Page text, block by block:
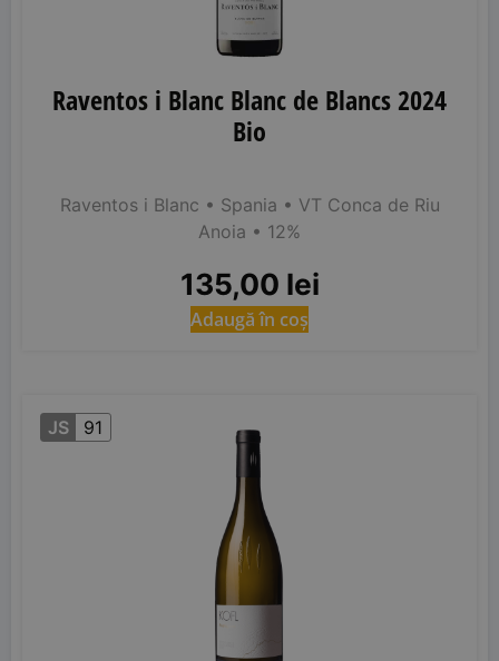
Raventos i Blanc Blanc de Blancs 2024
Bio
Raventos i Blanc • Spania • VT Conca de Riu
Anoia • 12%
135,00 lei
Adaugă în coș
JS 91